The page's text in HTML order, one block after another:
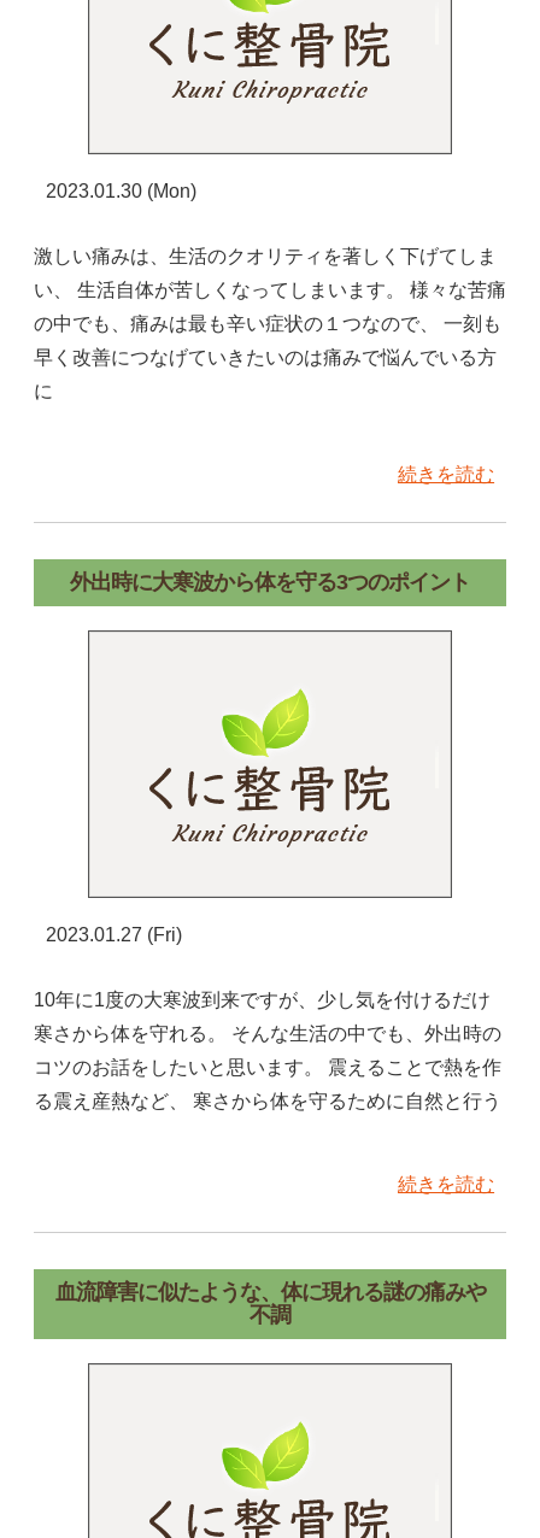
2023.01.30 (Mon)
激しい痛みは、生活のクオリティを著しく下げてしま
い、 生活自体が苦しくなってしまいます。 様々な苦痛
の中でも、痛みは最も辛い症状の１つなので、 一刻も
早く改善につなげていきたいのは痛みで悩んでいる方
に
続きを読む
外出時に大寒波から体を守る3つのポイント
2023.01.27 (Fri)
10年に1度の大寒波到来ですが、少し気を付けるだけ
寒さから体を守れる。 そんな生活の中でも、外出時の
コツのお話をしたいと思います。 震えることで熱を作
る震え産熱など、 寒さから体を守るために自然と行う
続きを読む
血流障害に似たような、体に現れる謎の痛みや
不調